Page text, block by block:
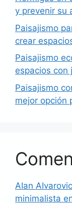
y prevenir su
Paisajismo
crear
Paisajismo
espacios con
Paisajismo
mejor opción
AIan
minimalista